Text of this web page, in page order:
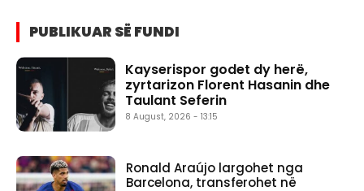
PUBLIKUAR SË FUNDI
Kayserispor godet dy herë,
zyrtarizon Florent Hasanin dhe
Taulant Seferin
8 August, 2026 - 13:15
Ronald Araújo largohet nga
Barcelona, transferohet në